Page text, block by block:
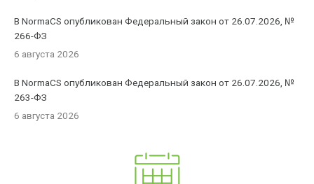
В NormaCS опубликован Федеральный закон от 26.07.2026, №
266-ФЗ
6 августа 2026
В NormaCS опубликован Федеральный закон от 26.07.2026, №
263-ФЗ
6 августа 2026